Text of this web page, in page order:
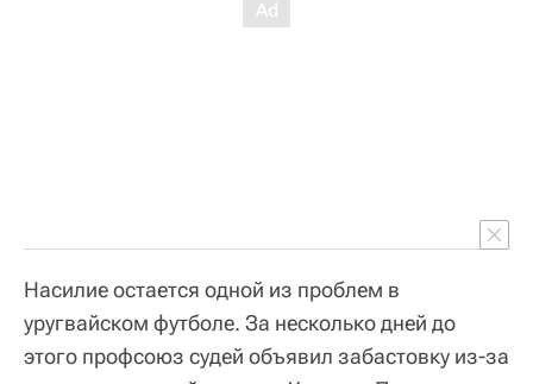
Насилие остается одной из проблем в
уругвайском футболе. За несколько дней до
этого профсоюз судей объявил забастовку из-за